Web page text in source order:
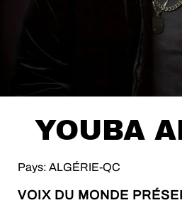
YOUBA
Pays: ALGÉRIE-QC
VOIX DU MONDE